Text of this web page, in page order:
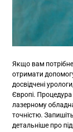
Якщо вам потрібне
отримати
досвідчені
Європі. Процедура
лазерному
точністю.
детальніше про